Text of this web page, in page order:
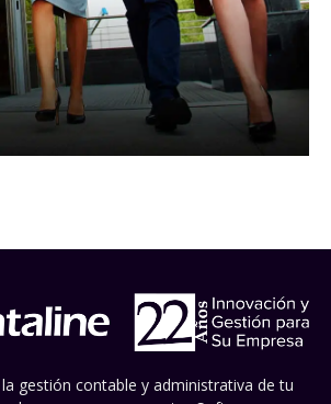
gestión contable y administrativa de tu